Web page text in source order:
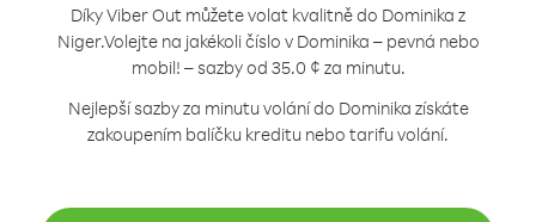
Díky Viber Out můžete volat kvalitně do Dominika z
Niger.Volejte na jakékoli číslo v Dominika – pevná nebo
mobil! – sazby od 35.0 ¢ za minutu.
Nejlepší sazby za minutu volání do Dominika získáte
zakoupením balíčku kreditu nebo tarifu volání.